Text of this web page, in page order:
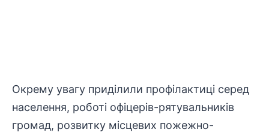
Окрему увагу приділили профілактиці серед
населення, роботі офіцерів-рятувальників
громад, розвитку місцевих пожежно-